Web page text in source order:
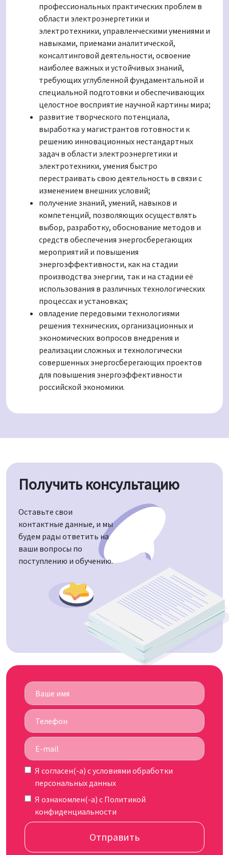
профессиональных практических проблем в
области электроэнергетики и
электротехники, управленческими умениями и
навыками, приемами аналитической,
консалтинговой деятельности, освоение
наиболее важных и устойчивых знаний,
требующих углубленной фундаментальной и
специальной подготовки и обеспечивающих
целостное восприятие научной картины мира;
развитие творческого потенциала,
выработка у магистрантов готовности к
решению инновационных нестандартных
задач в области электроэнергетики и
электротехники, умения быстро
перестраивать свою деятельность в связи с
изменением внешних условий;
получение знаний, умений, навыков и
компетенций, позволяющих осуществлять
выбор, разработку, обоснование методов и
средств обеспечения энергосберегающих
мероприятий и повышения
энергоэффективности, как на стадии
производства энергии, так и на стадии её
использования в различных технологических
процессах и установках;
овладение передовыми технологиями
решения технических, организационных и
экономических вопросов внедрения и
реализации сложных и технологически
совершенных энергосберегающих проектов
для повышения энергоэффективности
российской экономики.
Получить консультацию
Оставьте свои
контактные данные, и мы
будем рады ответить на
ваши вопросы по
поступлению и обучению.
Я согласен(-а) cусловиями обработки
персональных данных
Я ознакомлен(-а) с Политикой
конфиденциальности
Отправить